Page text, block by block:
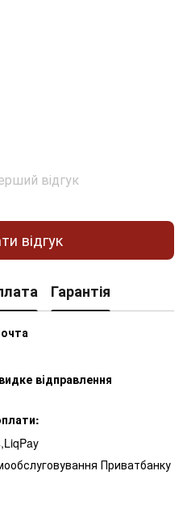
відгук
відгук
Гарантія
відправлення
Приватбанку